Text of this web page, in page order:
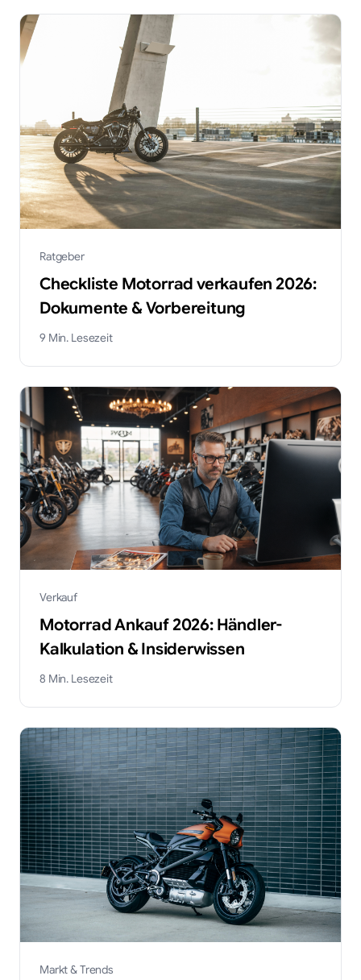
Ratgeber
Checkliste Motorrad verkaufen 2026:
Dokumente & Vorbereitung
9 Min. Lesezeit
Verkauf
Motorrad Ankauf 2026: Händler-
Kalkulation & Insiderwissen
8 Min. Lesezeit
Markt & Trends